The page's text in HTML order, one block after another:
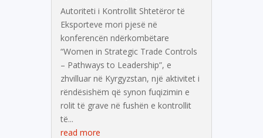
Autoriteti i Kontrollit Shtetëror të
Eksporteve mori pjesë në
konferencën ndërkombëtare
“Women in Strategic Trade Controls
– Pathways to Leadership”, e
zhvilluar në Kyrgyzstan, një aktivitet i
rëndësishëm që synon fuqizimin e
rolit të grave në fushën e kontrollit
të...
read more